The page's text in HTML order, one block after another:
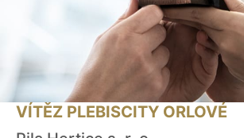
VÍTĚZ PLEBISCITY ORLOVÉ